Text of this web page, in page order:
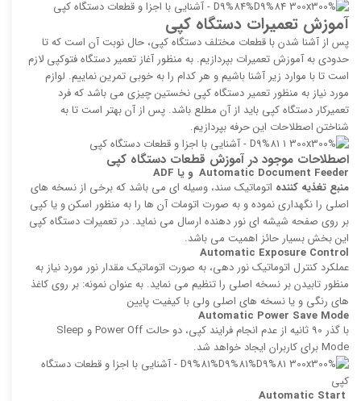
آموزش تعمیرات دستگاه کپی
پس از آشنا شدن با قطعات مختلف دستگاه کپی، حال نوبت آن است که تا
حدودی به آموزش تعمیرات بپردازیم. به منظور آغاز تعمیر دستگاه فتوکپی لازم
است تا با موارد زیر آشنا باشیم و هر کدام را به خوبی تمرین نماییم. لوازم
مورد نیاز به منظور تعمیر دستگاه کپی نخستین چیزی می باشد که فرد
تعمیرکار دستگاه کپی باید از آن مطلع باشد. پس از آن بهتر است تا به
شناختن اصطلاحات این حرفه بپردازیم.
اصطلاحات موجود در آموزش قطعات دستگاه کپی
Automatic Document Feeder و یا ADF
منبع تغذیه‌ كننده اتوماتیک سند، وسیله‌ ای می باشد كه برخی از نسخه ‌های
اصلی را نگهداری نموده و به صورت اتومات آن ها را به منظور اسكن و یا كپی
بر روی صفحه شیشه ای نور‌ دهنده ارسال می نماید. در تعمیرات دستگاه کپی
این بخش بسیار حائز اهمیت می باشد.
Automatic Exposure Control
عملكرد كنترل اتوماتیک نور دهی، به صورت اتوماتیک مقدار نور مورد نیاز به
منظور تابیدن بر نسخه اصلی را تنظیم می نماید. به عنوان نمونه: بر روی كاغذ
های رنگی و یا نسخه‌ های اصلی ولی با كیفیت پایین
Automatic Power Save Mode
با گذر 90 ثانیه از عدم انجام فرایند كپی، دو حالت Power Off و Sleep
Mode برای كاربران ایجاد خواهد شد.